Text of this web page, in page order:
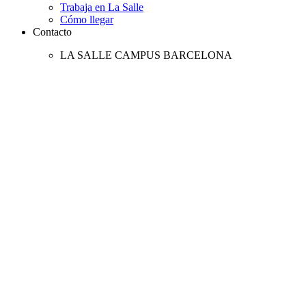
Trabaja en La Salle
Cómo llegar
Contacto
LA SALLE CAMPUS BARCELONA